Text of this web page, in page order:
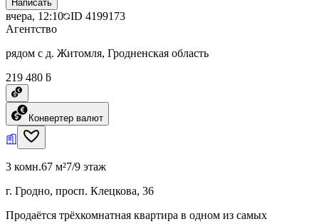
Написать
вчера, 12:10 ID 4199173
Агентство
рядом с д. Житомля, Гродненская область
219 480 ƃ
Конвертер валют
3 комн.67 м²7/9 этаж
г. Гродно, просп. Клецкова, 36
Продаётся трёхкомнатная квартира в одном из самых